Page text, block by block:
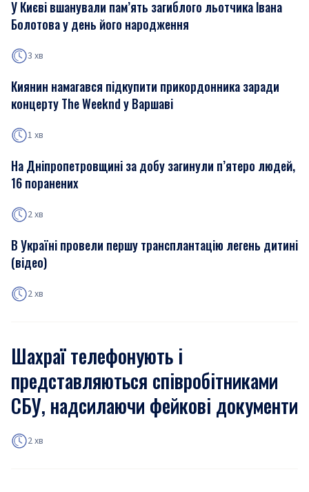
У Києві вшанували пам’ять загиблого льотчика Івана
Болотова у день його народження
3 хв
Киянин намагався підкупити прикордонника заради
концерту The Weeknd у Варшаві
1 хв
На Дніпропетровщині за добу загинули п’ятеро людей,
16 поранених
2 хв
В Україні провели першу трансплантацію легень дитині
(відео)
2 хв
Шахраї телефонують і
представляються співробітниками
СБУ, надсилаючи фейкові документи
2 хв